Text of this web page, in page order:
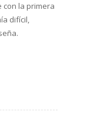
con la primera
difícil,